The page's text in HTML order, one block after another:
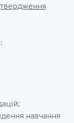
навчання